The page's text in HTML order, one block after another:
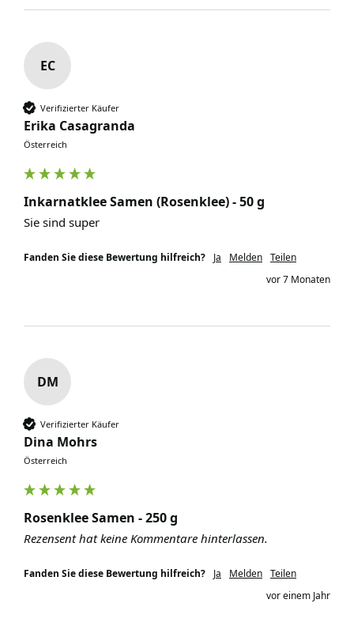
EC
Verifizierter Käufer
Erika Casagranda
Österreich
Inkarnatklee Samen (Rosenklee) - 50 g
Sie sind super
Fanden Sie diese Bewertung hilfreich? Ja Melden Teilen
vor 7 Monaten
DM
Verifizierter Käufer
Dina Mohrs
Österreich
Rosenklee Samen - 250 g
Rezensent hat keine Kommentare hinterlassen.
Fanden Sie diese Bewertung hilfreich? Ja Melden Teilen
vor einem Jahr